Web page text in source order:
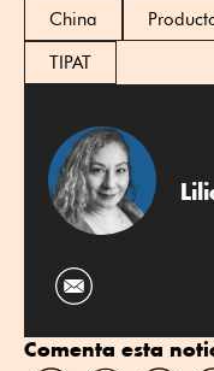
China
TIPAT
Comenta esta